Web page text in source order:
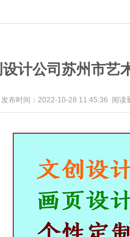
计公司苏州市艺
发布时间：2022-10-28 11:45:36 阅读